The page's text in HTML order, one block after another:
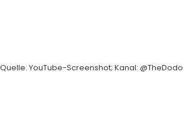
Quelle: YouTube-Screenshot; Kanal: @TheDodo